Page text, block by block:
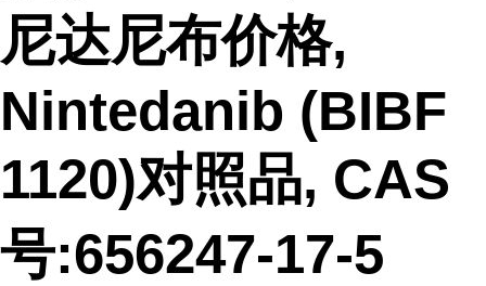
尼达尼布价格,
Nintedanib (BIBF
1120)对照品, CAS
号:656247-17-5